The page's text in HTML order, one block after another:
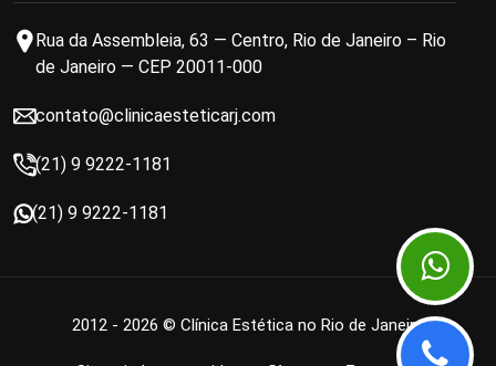
Rua da Assembleia, 63 — Centro, Rio de Janeiro – Rio
de Janeiro — CEP 20011-000
contato@clinicaesteticarj.com
(21) 9 9222-1181
(21) 9 9222-1181
2012 - 2026 © Clínica Estética no Rio de Janeiro